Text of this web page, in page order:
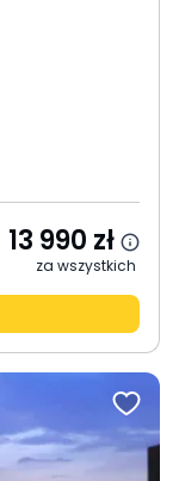
13 990 zł
za wszystkich